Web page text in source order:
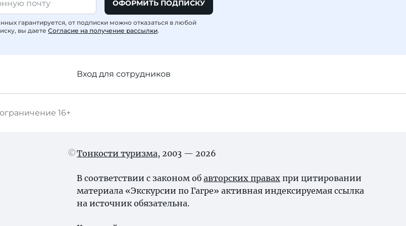
ОФОРМИТЬ ПОДПИСКУ
гарантируется, от подписки можно отказаться в любой
вы даете Согласие на получение рассылки.
Вход для сотрудников
16+
Тонкости туризма, 2003 — 2026
В соответствии с законом об авторских правах при цитировании
материала «Экскурсии по Гагре» активная индексируемая ссылка
на источник обязательна.